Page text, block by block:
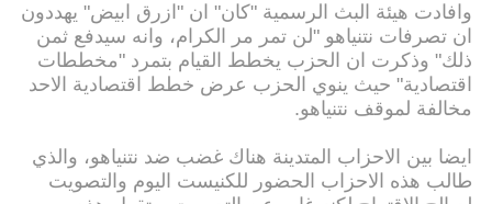
وافادت هيئة البث الرسمية "كان" ان "ازرق ابيض" يهددون
ان تصرفات نتنياهو "لن تمر مر الكرام، وانه سيدفع ثمن
ذلك" وذكرت ان الحزب يخطط القيام بتمرد "مخططات
اقتصادية" حيث ينوي الحزب عرض خطط اقتصادية الاحد
مخالفة لموقف نتنياهو.
ايضا بين الاحزاب المتدينة هناك غضب ضد نتنياهو، والذي
طالب هذه الاحزاب الحضور للكنيست اليوم والتصويت